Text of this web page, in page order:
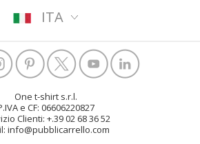
ITA
One t-shirt s.r.l.
e CF: 06606220827
Clienti: +.39 02 68 36 52
info@pubblicarrello.com